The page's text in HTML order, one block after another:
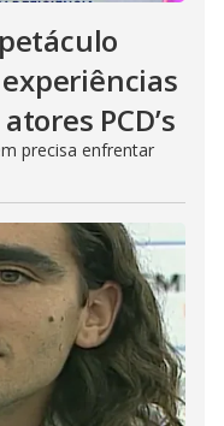
PCD’s
precisa enfrentar